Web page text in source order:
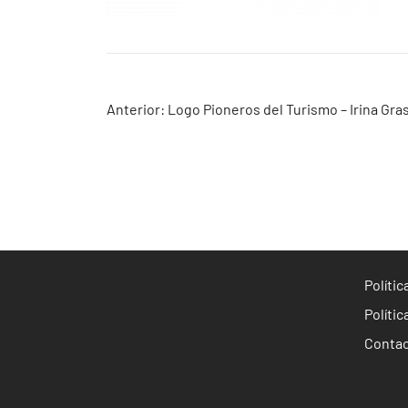
Navegación
Anterior: Logo Pioneros del Turismo – Irina